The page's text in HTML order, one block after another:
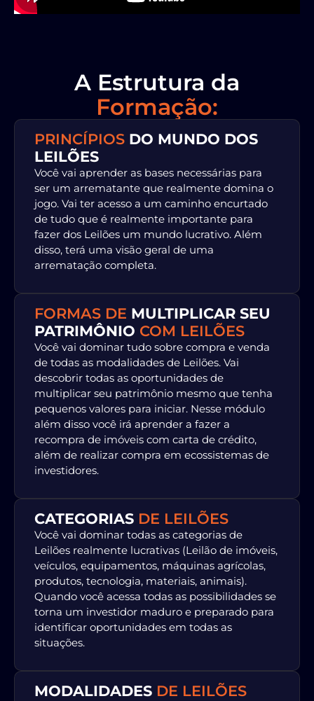
A Estrutura da
Formação:
PRINCÍPIOS DO MUNDO DOS
LEILÕES
Você vai aprender as bases necessárias para
ser um arrematante que realmente domina o
jogo. Vai ter acesso a um caminho encurtado
de tudo que é realmente importante para
fazer dos Leilões um mundo lucrativo. Além
disso, terá uma visão geral de uma
arrematação completa.
FORMAS DE MULTIPLICAR SEU
PATRIMÔNIO COM LEILÕES
Você vai dominar tudo sobre compra e venda
de todas as modalidades de Leilões. Vai
descobrir todas as oportunidades de
multiplicar seu patrimônio mesmo que tenha
pequenos valores para iniciar. Nesse módulo
além disso você irá aprender a fazer a
recompra de imóveis com carta de crédito,
além de realizar compra em ecossistemas de
investidores.
CATEGORIAS DE LEILÕES
Você vai dominar todas as categorias de
Leilões realmente lucrativas (Leilão de imóveis,
veículos, equipamentos, máquinas agrícolas,
produtos, tecnologia, materiais, animais).
Quando você acessa todas as possibilidades se
torna um investidor maduro e preparado para
identificar oportunidades em todas as
situações.
MODALIDADES DE LEILÕES